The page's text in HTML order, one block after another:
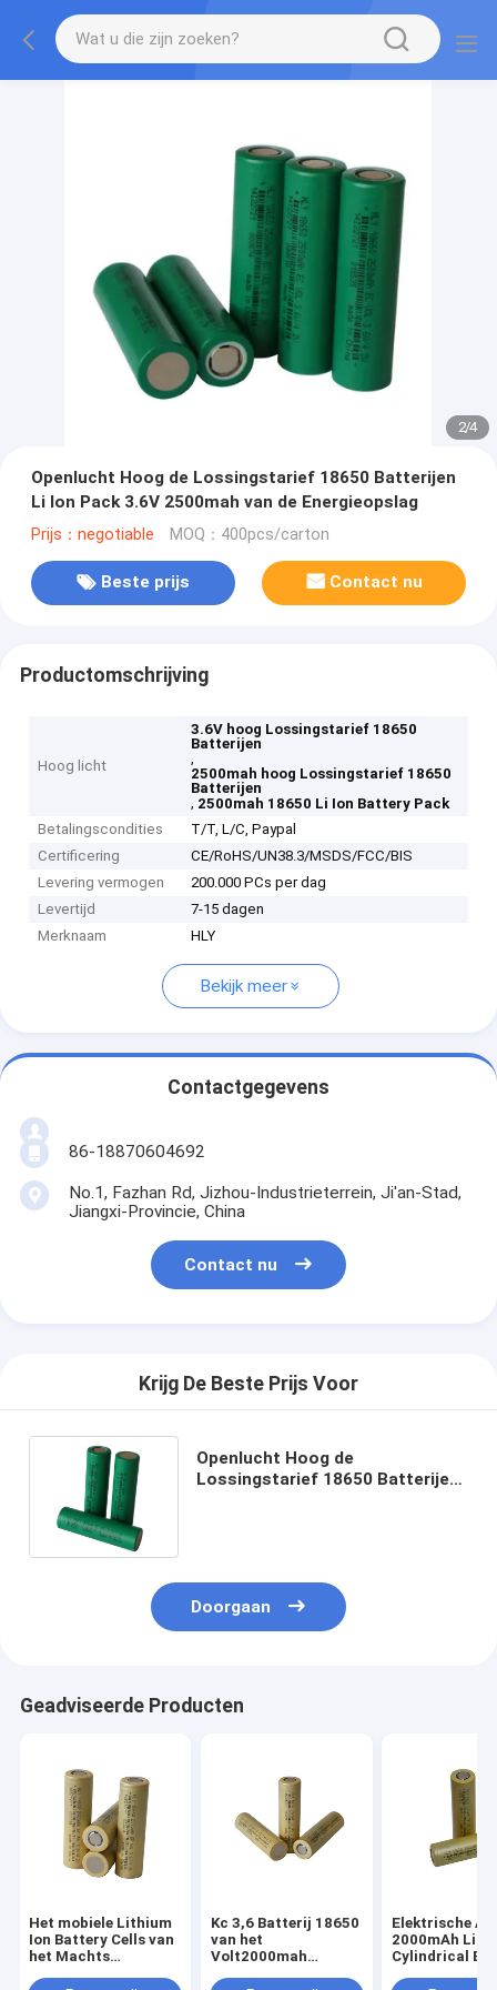
2/4
Openlucht Hoog de Lossingstarief 18650 Batterijen
Li Ion Pack 3.6V 2500mah van de Energieopslag
Prijs：negotiable MOQ：400pcs/carton
Beste prijs Contact nu
Productomschrijving
Hoog licht
3.6V hoog Lossingstarief 18650
Batterijen
,
2500mah hoog Lossingstarief 18650
Batterijen
, 2500mah 18650 Li Ion Battery Pack
Betalingscondities
T/T, L/C, Paypal
Certificering
CE/RoHS/UN38.3/MSDS/FCC/BIS
Levering vermogen
200.000 PCs per dag
Levertijd
7-15 dagen
Merknaam
HLY
Bekijk meer
Contactgegevens
86-18870604692
No.1, Fazhan Rd, Jizhou-Industrieterrein, Ji'an-Stad,
Jiangxi-Provincie, China
Contact nu
Krijg De Beste Prijs Voor
Openlucht Hoog de
Lossingstarief 18650 Batterijen
Doorgaan
Geadviseerde Producten
Het mobiele Lithium
Ion Battery Cells van
het Machts
Kc 3,6 Batterij 18650
van het
Volt2000mah
Elektrische
2000mAh Li
Cylindrical